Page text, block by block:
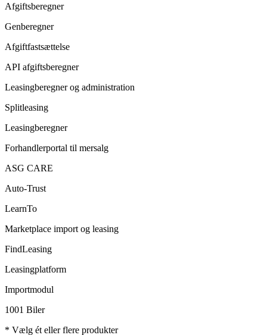
Afgiftsberegner
Genberegner
Afgiftfastsættelse
API afgiftsberegner
Leasingberegner og administration
Splitleasing
Leasingberegner
Forhandlerportal til mersalg
ASG CARE
Auto-Trust
LearnTo
Marketplace import og leasing
FindLeasing
Leasingplatform
Importmodul
1001 Biler
* Vælg ét eller flere produkter